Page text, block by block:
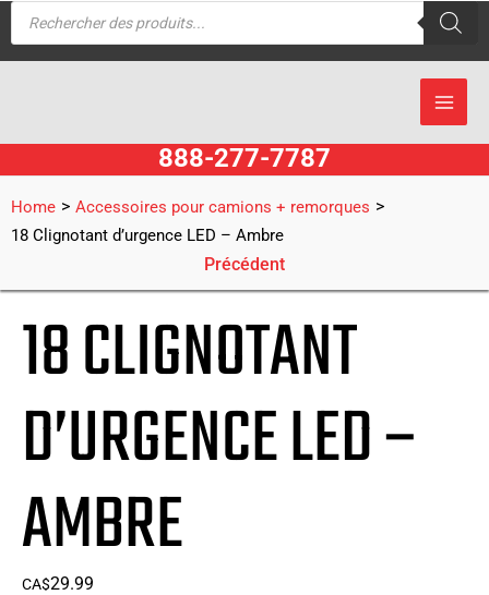
Aller
au
Recherche
888-277-7787
Home > Accessoires pour camions + remorques >
18 Clignotant d’urgence LED – Ambre
Précédent
18 CLIGNOTANT
D’URGENCE LED –
AMBRE
CA$29.99